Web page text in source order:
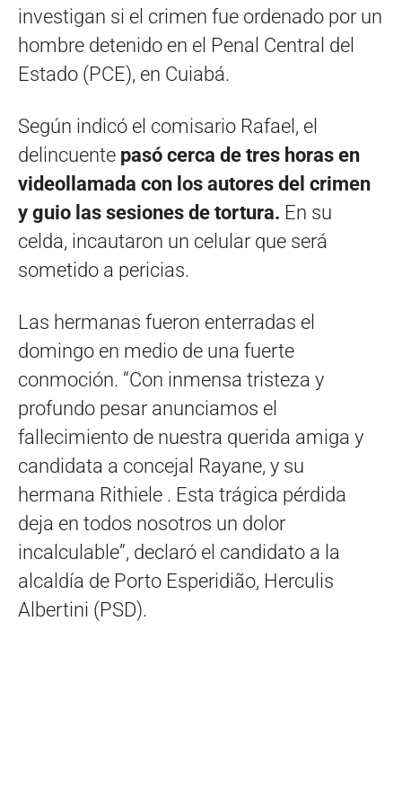
investigan si el crimen fue ordenado por un
hombre detenido en el Penal Central del
Estado (PCE), en Cuiabá.
Según indicó el comisario Rafael, el
delincuente pasó cerca de tres horas en
videollamada con los autores del crimen
y guio las sesiones de tortura. En su
celda, incautaron un celular que será
sometido a pericias.
Las hermanas fueron enterradas el
domingo en medio de una fuerte
conmoción. “Con inmensa tristeza y
profundo pesar anunciamos el
fallecimiento de nuestra querida amiga y
candidata a concejal Rayane, y su
hermana Rithiele . Esta trágica pérdida
deja en todos nosotros un dolor
incalculable”, declaró el candidato a la
alcaldía de Porto Esperidião, Herculis
Albertini (PSD).